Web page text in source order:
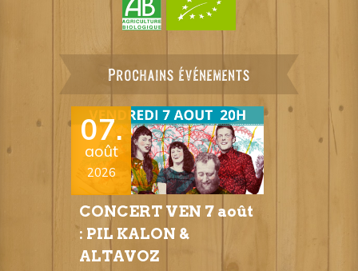
Prochains événements
07.
août
2026
CONCERT VEN 7 août
: PIL KALON &
ALTAVOZ